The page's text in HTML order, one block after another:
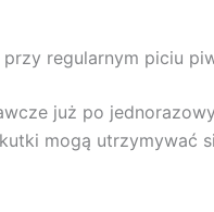
regularnym piciu
już po
mogą utrzymywać